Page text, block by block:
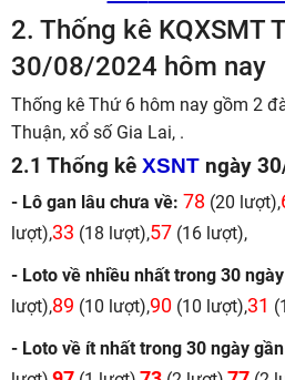
2. Thống kê KQXSMT
30/08/2024 hôm nay
Thống kê Thứ 6 hôm nay gồm 2
Thuận, xổ số Gia Lai, .
2.1 Thống kê XSNT ngày
- Lô gan lâu chưa về: 78 (20 lượt),
lượt),33 (18 lượt),57 (16 lượt),
- Loto về nhiều nhất trong 30
lượt),89 (10 lượt),90 (10 lượt),31
- Loto về ít nhất trong 30 ngày